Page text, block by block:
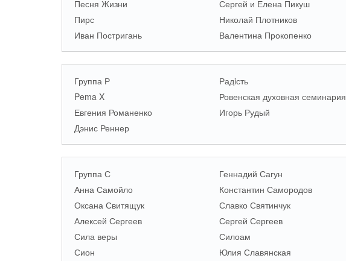
Песня Жизни
Сергей и Елена Пикуш
Пирс
Николай Плотников
Иван Постригань
Валентина Прокопенко
Группа Р Радiсть
Pema X
Ровенская духовная семинария
Евгения Романенко
Игорь Рудый
Дэнис Реннер
Группа С Геннадий Сагун
Анна Самойло
Константин Самородов
Оксана Свитящук
Славко Святинчук
Алексей Сергеев
Сергей Сергеев
Сила веры
Силоам
Сион
Юлия Славянская